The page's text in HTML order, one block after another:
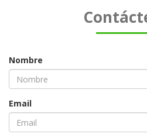
Nombre
Email